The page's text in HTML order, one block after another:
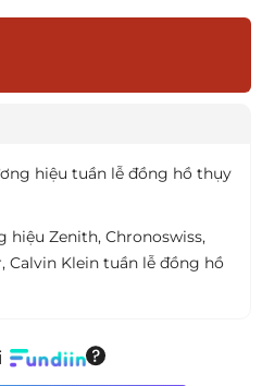
hiệu tuần lễ đồng hồ thụy
hiệu Zenith, Chronoswiss,
Calvin Klein tuần lễ đồng hồ